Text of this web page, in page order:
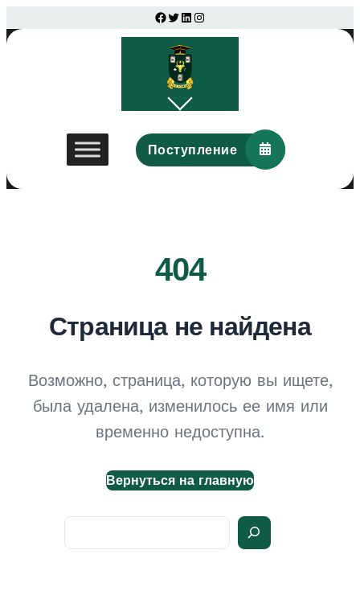
к
Facebook
Twitter
LinkedIn
Instagram
Поступление
404
Страница не найдена
Возможно, страница, которую вы ищете,
была удалена, изменилось ее имя или
временно недоступна.
Вернуться на главную